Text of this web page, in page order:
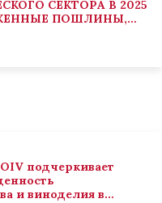
СЕКТОРА В 2025
ПОШЛИНЫ,
подчеркивает
и виноделия в